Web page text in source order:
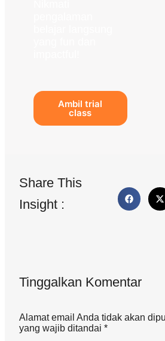
Ambil trial
class
Share This
Insight :
Tinggalkan Komentar
Alamat email Anda tidak akan
yang wajib ditandai *